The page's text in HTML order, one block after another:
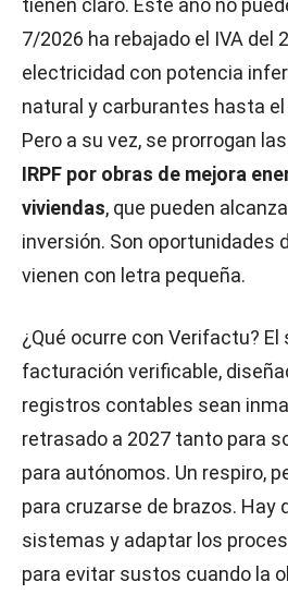
tienen claro. Este año no
7/2026 ha rebajado el IVA del
electricidad con potencia
natural y carburantes hasta el
Pero a su vez, se prorrogan las
IRPF por obras de mejora
viviendas, que pueden
inversión. Son oportunidades
vienen con letra pequeña.
¿Qué ocurre con Verifactu?
facturación verificable,
registros contables sean
retrasado a 2027 tanto para
para autónomos. Un respiro,
para cruzarse de brazos. Hay
sistemas y adaptar los
para evitar sustos cuando la